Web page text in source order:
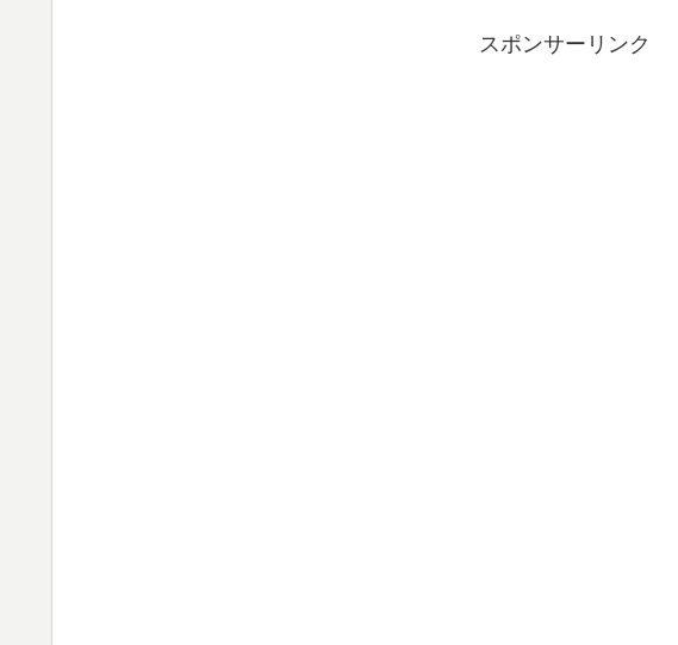
スポンサーリンク